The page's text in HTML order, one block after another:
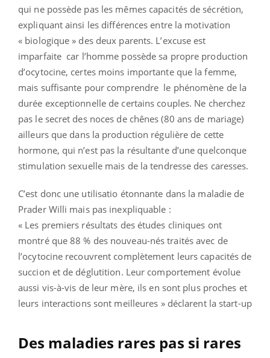
qui ne possède pas les mêmes capacités de sécrétion,
expliquant ainsi les différences entre la motivation
« biologique » des deux parents. L’excuse est
imparfaite car l’homme possède sa propre production
d’ocytocine, certes moins importante que la femme,
mais suffisante pour comprendre le phénomène de la
durée exceptionnelle de certains couples. Ne cherchez
pas le secret des noces de chênes (80 ans de mariage)
ailleurs que dans la production régulière de cette
hormone, qui n’est pas la résultante d’une quelconque
stimulation sexuelle mais de la tendresse des caresses.
C’est donc une utilisatio étonnante dans la maladie de
Prader Willi mais pas inexpliquable :
« Les premiers résultats des études cliniques ont
montré que 88 % des nouveau-nés traités avec de
l’ocytocine recouvrent complètement leurs capacités de
succion et de déglutition. Leur comportement évolue
aussi vis-à-vis de leur mère, ils en sont plus proches et
leurs interactions sont meilleures » déclarent la start-up
Des maladies rares pas si rares